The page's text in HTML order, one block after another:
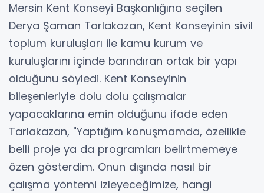
Mersin Kent Konseyi Başkanlığına seçilen
Derya Şaman Tarlakazan, Kent Konseyinin sivil
toplum kuruluşları ile kamu kurum ve
kuruluşlarını içinde barındıran ortak bir yapı
olduğunu söyledi. Kent Konseyinin
bileşenleriyle dolu dolu çalışmalar
yapacaklarına emin olduğunu ifade eden
Tarlakazan, "Yaptığım konuşmamda, özellikle
belli proje ya da programları belirtmemeye
özen gösterdim. Onun dışında nasıl bir
çalışma yöntemi izleyeceğimize, hangi